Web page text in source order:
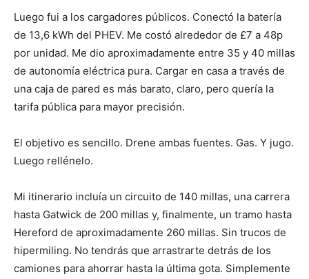
Luego fui a los cargadores públicos. Conectó la batería
de 13,6 kWh del PHEV. Me costó alrededor de £7 a 48p
por unidad. Me dio aproximadamente entre 35 y 40 millas
de autonomía eléctrica pura. Cargar en casa a través de
una caja de pared es más barato, claro, pero quería la
tarifa pública para mayor precisión.
El objetivo es sencillo. Drene ambas fuentes. Gas. Y jugo.
Luego rellénelo.
Mi itinerario incluía un circuito de 140 millas, una carrera
hasta Gatwick de 200 millas y, finalmente, un tramo hasta
Hereford de aproximadamente 260 millas. Sin trucos de
hipermiling. No tendrás que arrastrarte detrás de los
camiones para ahorrar hasta la última gota. Simplemente